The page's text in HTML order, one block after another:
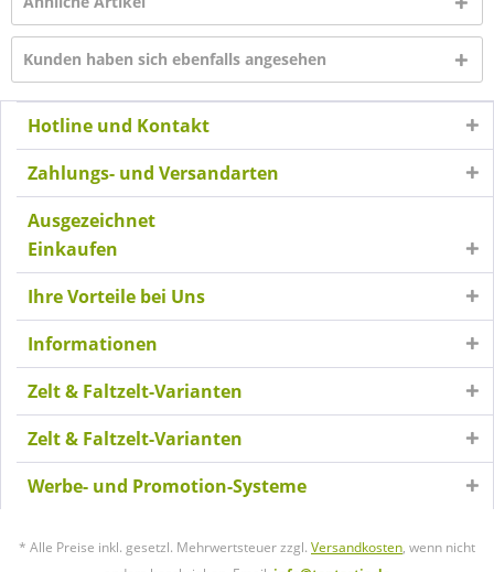
Kunden haben sich ebenfalls angesehen
Hotline und Kontakt
Zahlungs- und Versandarten
Ausgezeichnet
Einkaufen
Ihre Vorteile bei Uns
Informationen
Zelt & Faltzelt-Varianten
Zelt & Faltzelt-Varianten
Werbe- und Promotion-Systeme
* Alle Preise inkl. gesetzl. Mehrwertsteuer zzgl. Versandkosten, wenn nicht